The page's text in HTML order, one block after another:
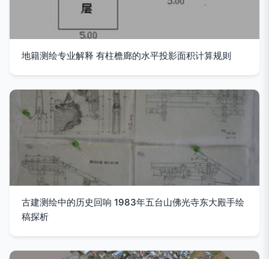
地籍测绘专业解释 有柱檐廊的水平投影面积计算规则
古建测绘中的历史回响 1983年五台山佛光寺东大殿手绘
稿探析